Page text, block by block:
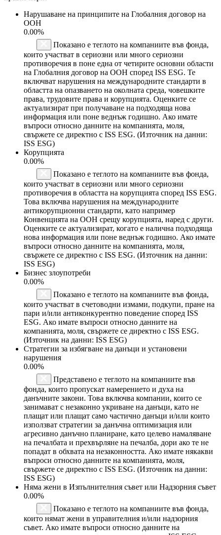
Нарушаване на принципите на Глобалния договор на
ООН
0.00%
Показано е теглото на компаниите във фонда,
които участват в сериозни или много сериозни
противоречия в поне една от четирите основни области
на Глобалния договор на ООН според ISS ESG. Те
включват нарушения на международните стандарти в
областта на опазването на околната среда, човешките
права, трудовите права и корупцията. Оценките се
актуализират при получаване на подходяща нова
информация или поне веднъж годишно. Ако имате
въпроси относно данните на компанията, моля,
свържете се директно с ISS ESG. (Източник на данни:
ISS ESG)
Корупцията
0.00%
Показано е теглото на компаниите във фонда,
които участват в сериозни или много сериозни
противоречия в областта на корупцията според ISS ESG.
Това включва нарушения на международните
антикорупционни стандарти, като например
Конвенцията на ООН срещу корупцията, наред с други.
Оценките се актуализират, когато е налична подходяща
нова информация или поне веднъж годишно. Ако имате
въпроси относно данните на компанията, моля,
свържете се директно с ISS ESG. (Източник на данни:
ISS ESG)
Бизнес злоупотреби
0.00%
Показано е теглото на компаниите във фонда,
които участват в счетоводни измами, подкупи, пране на
пари и/или антиконкурентно поведение според ISS
ESG. Ако имате въпроси относно данните на
компанията, моля, свържете се директно с ISS ESG.
(Източник на данни: ISS ESG)
Стратегии за избягване на данъци и установени
нарушения
0.00%
Представено е теглото на компаниите във
фонда, които пропускат намерението и духа на
данъчните закони. Това включва компании, които се
занимават с незаконно укриване на данъци, като не
плащат или плащат само частично данъци и/или които
използват стратегии за данъчна оптимизация или
агресивно данъчно планиране, като целево намаляване
на печалбата и прехвърляне на печалба, дори ако те не
попадат в обхвата на незаконността. Ако имате някакви
въпроси относно данните на компанията, моля,
свържете се директно с ISS ESG. (Източник на данни:
ISS ESG)
Няма жени в Изпълнителния съвет или Надзорния съвет
0.00%
Показано е теглото на компаниите във фонда,
които нямат жени в управителния и/или надзорния
съвет. Ако имате въпроси относно данните на